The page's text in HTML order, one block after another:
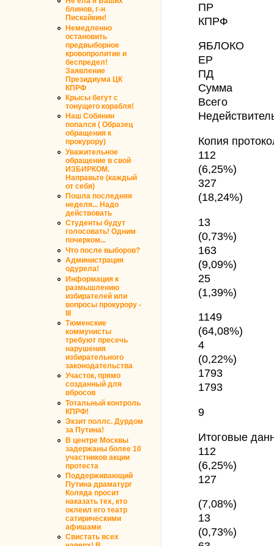
блинов, г-н
Пискайкин!
Немедленно
остановить
предвыборное
кровопролитие и
беспредел!
Заявление
Президиума ЦК
КПРФ
Крысы бегут с
тонущего корабля!
Наш Собянин
попался ( Образец
обращения к
прокурору)
Уважительное
обращение в свой
ИЗБИРКОМ.
Направьте (каждый
от себя)
Пошла последняя
неделя... Надо
действовать
Студенты будут
голосовать! Одним
почерком...
Что после выборов?
Администрация
одурела!
Информация к
размышлению
избирателей или
вопросы прокурору -
III
Тюменские
коммунисты
требуют пресечь
нарушения
избирательного
законодательства
Участок, прямо
созданный для
вбросов
Тотальный контроль
КПРФ!
Экзит поллс. Дурдом
за Путина!
В центре Москвы
задержаны более 10
участников акции
протеста
Поддерживающий
Путина драматург
Коляда просит
наказать тех, кто
оклеил его театр
сатирическими
афишами
Свистать всех
ПР
КПРФ
ЯБЛОКО
ЕР
ПД
Сумма
Всего
Копия
112
(6,25%)
327
(18,24%)
13
(0,73%)
163
(9,09%)
25
(1,39%)
1149
(64,08%)
4
(0,22%)
1793
1793
9
Итоговые
112
(6,25%)
127
(7,08%)
13
(0,73%)